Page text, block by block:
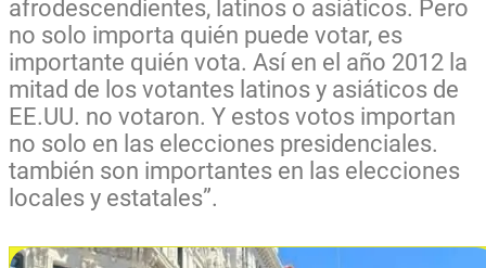
afrodescendientes, latinos o asiáticos. Pero
no solo importa quién puede votar, es
importante quién vota. Así en el año 2012 la
mitad de los votantes latinos y asiáticos de
EE.UU. no votaron. Y estos votos importan
no solo en las elecciones presidenciales.
también son importantes en las elecciones
locales y estatales”.